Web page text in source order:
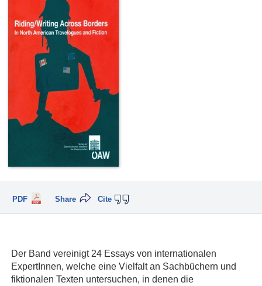
PDF Cite
Share
Der Band vereinigt 24 Essays von internationalen
ExpertInnen, welche eine Vielfalt an Sachbüchern und
fiktionalen Texten untersuchen, in denen die